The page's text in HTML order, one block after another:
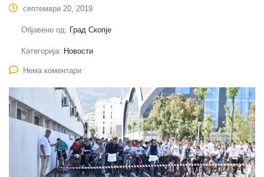
септември 20, 2019
Објавено од: Град Скопје
Категорија: Новости
Нема коментари